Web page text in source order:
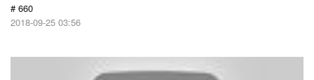
# 660
2018-09-25 03:56